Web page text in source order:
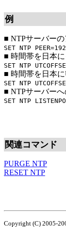
例
■ NTPサーバー
SET NTP
■ 時間帯を日本
SET NTP
■ 時間帯を日本
SET NTP
■ NTPサーバー
SET NTP
関連コマンド
PURGE NTP
RESET NTP
Copyright (C) 2005-